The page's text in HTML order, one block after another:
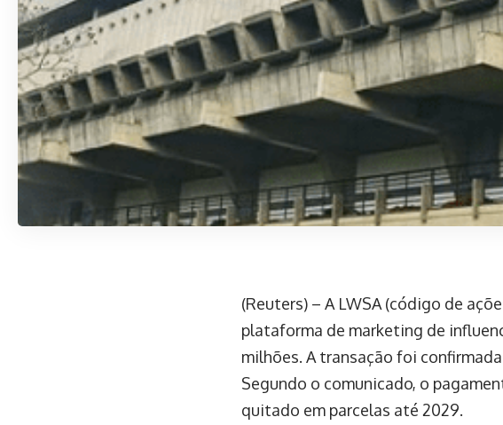
(Reuters) – A LWSA (código de
plataforma de marketing de
milhões. A transação foi
Segundo o comunicado, o
quitado em parcelas até 2029.